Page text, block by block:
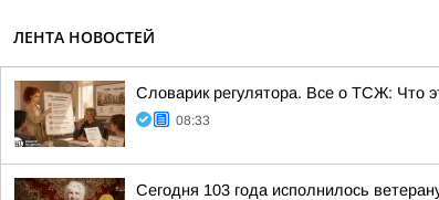
ЛЕНТА НОВОСТЕЙ
Словарик регулятора. Все о ТСЖ: Что
08:33
Сегодня 103 года исполнилось